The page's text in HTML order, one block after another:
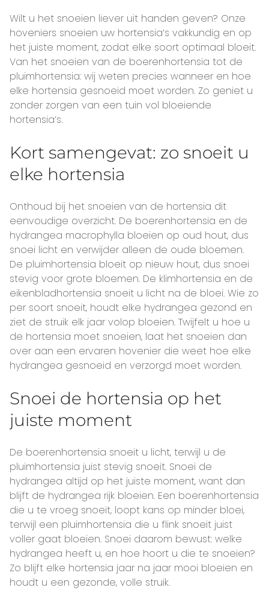
Wilt u het snoeien liever uit handen geven? Onze
hoveniers snoeien uw hortensia’s vakkundig en op
het juiste moment, zodat elke soort optimaal bloeit.
Van het snoeien van de boerenhortensia tot de
pluimhortensia: wij weten precies wanneer en hoe
elke hortensia gesnoeid moet worden. Zo geniet u
zonder zorgen van een tuin vol bloeiende
hortensia’s.
Kort samengevat: zo snoeit u
elke hortensia
Onthoud bij het snoeien van de hortensia dit
eenvoudige overzicht. De boerenhortensia en de
hydrangea macrophylla bloeien op oud hout, dus
snoei licht en verwijder alleen de oude bloemen.
De pluimhortensia bloeit op nieuw hout, dus snoei
stevig voor grote bloemen. De klimhortensia en de
eikenbladhortensia snoeit u licht na de bloei. Wie zo
per soort snoeit, houdt elke hydrangea gezond en
ziet de struik elk jaar volop bloeien. Twijfelt u hoe u
de hortensia moet snoeien, laat het snoeien dan
over aan een ervaren hovenier die weet hoe elke
hydrangea gesnoeid en verzorgd moet worden.
Snoei de hortensia op het
juiste moment
De boerenhortensia snoeit u licht, terwijl u de
pluimhortensia juist stevig snoeit. Snoei de
hydrangea altijd op het juiste moment, want dan
blijft de hydrangea rijk bloeien. Een boerenhortensia
die u te vroeg snoeit, loopt kans op minder bloei,
terwijl een pluimhortensia die u flink snoeit juist
voller gaat bloeien. Snoei daarom bewust: welke
hydrangea heeft u, en hoe hoort u die te snoeien?
Zo blijft elke hortensia jaar na jaar mooi bloeien en
houdt u een gezonde, volle struik.